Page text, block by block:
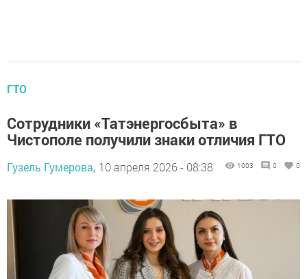
ГТО
Сотрудники «Татэнергосбыта» в
Чистополе получили знаки отличия ГТО
Гузель Гумерова, 10 апреля 2026 - 08:38 1003 0 0